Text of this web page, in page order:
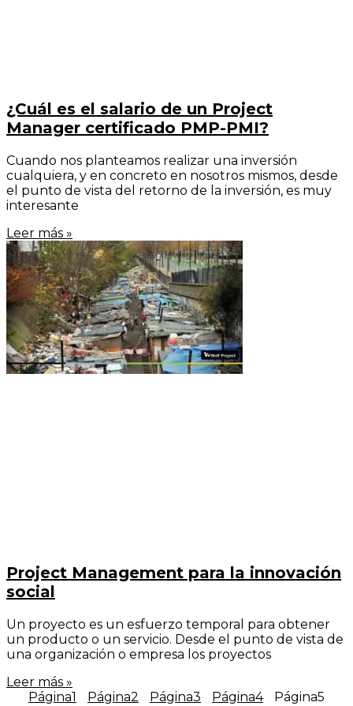
¿Cuál es el salario de un Project
Manager certificado PMP-PMI?
Cuando nos planteamos realizar una inversión
cualquiera, y en concreto en nosotros mismos, desde
el punto de vista del retorno de la inversión, es muy
interesante
Leer más »
Project Management para la innovación
social
Un proyecto es un esfuerzo temporal para obtener
un producto o un servicio. Desde el punto de vista de
una organización o empresa los proyectos
Leer más »
Página1 Página2 Página3 Página4 Página5